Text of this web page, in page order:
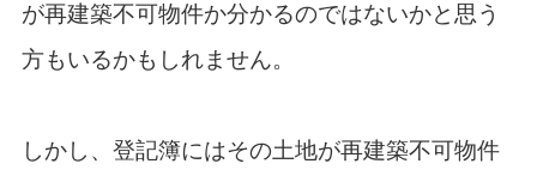
が再建築不可物件か分かるのではないかと思う
方もいるかもしれません。
しかし、登記簿にはその土地が再建築不可物件